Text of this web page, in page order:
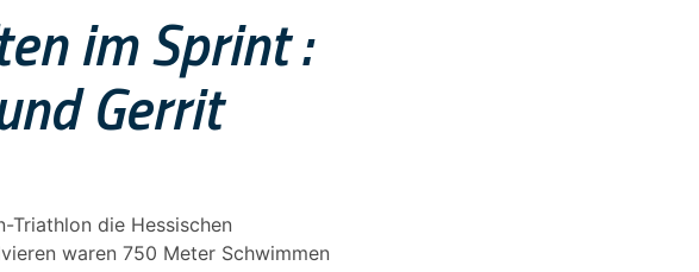
im Sprint :
Gerrit
Triathlon die Hessischen
waren 750 Meter Schwimmen